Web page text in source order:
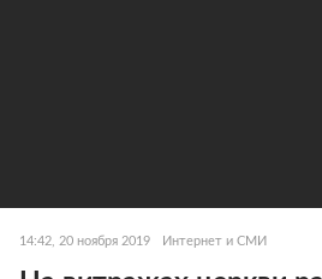
14:42, 20 ноября 2019 Интернет и СМИ